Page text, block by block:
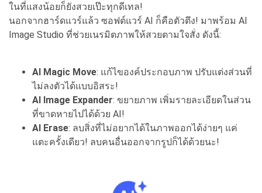
ในที่แสงน้อยก็ยังสวยเป๊ะทุกดีเทล!
นอกจากฮาร์ดแวร์แล้ว ซอฟต์แวร์ AI ก็คือตัวตึง! มาพร้อม AI
Image Studio ที่ช่วยเนรมิตภาพให้สวยตามใจสั่ง ดังนี้:
AI Magic Move: แก้ไของค์ประกอบภาพ ปรับแต่งส่วนที่
ไม่ลงตัวได้แบบอิสระ!
AI Image Expander: ขยายภาพ เพิ่มรายละเอียดในส่วน
ที่ขาดหายไปได้ด้วย AI!
AI Erase: ลบสิ่งที่ไม่อยากได้ในภาพออกได้ง่ายๆ แค่
แตะครั้งเดียว! ลบคนอื่นออกจากรูปก็ได้ด้วยนะ!